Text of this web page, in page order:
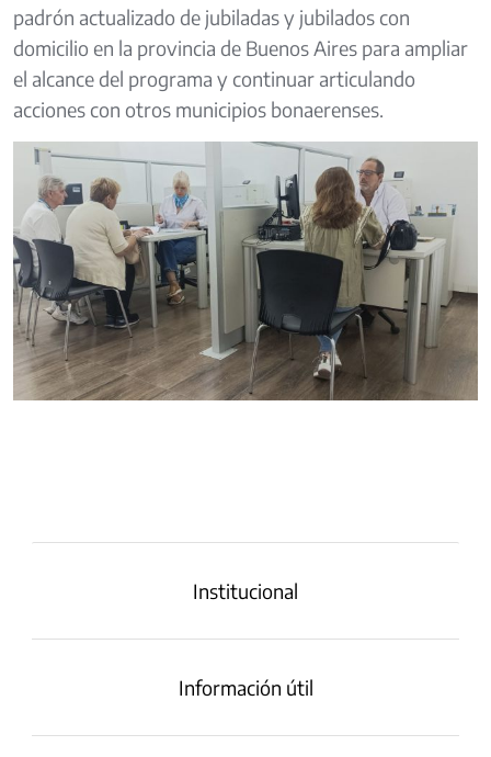
padrón actualizado de jubiladas y jubilados con
domicilio en la provincia de Buenos Aires para ampliar
el alcance del programa y continuar articulando
acciones con otros municipios bonaerenses.
Image
Institucional
Información útil